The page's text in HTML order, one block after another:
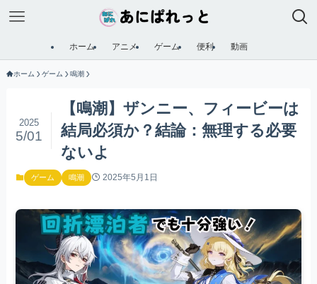
ホーム アニメ ゲーム 便利 動画
ホーム ゲーム 鳴潮
【鳴潮】ザンニー、フィービーは
結局必須か？結論：無理する必要
ないよ
2025
5/01
ゲーム 鳴潮 2025年5月1日